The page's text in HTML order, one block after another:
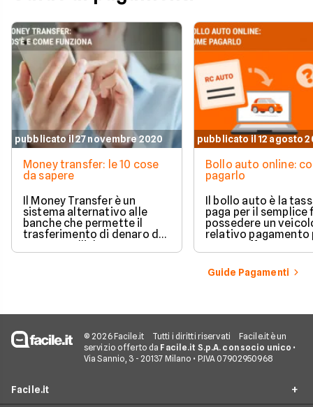
pubblicato il 27 novembre 2020
Money transfer: le 10 cose
da sapere
Il Money Transfer è un
sistema alternativo alle
banche che permette il
trasferimento di denaro da
l'importante vantaggio di
pubblicato il 12 agosto
Bollo auto online:
pagarlo
Il bollo auto è la
paga per il
possedere un
relativo pagamento
ufficio ACI, in Posta
tabaccherie
In più, i contribuenti
Guide Pagamenti
© 2026 Facile.it Tutti i diritti riservati
Facile.it è un
servizio offerto da Facile.it S.p.A. con socio unico •
Via Sannio, 3 - 20137 Milano • P.IVA 07902950968
Facile.it